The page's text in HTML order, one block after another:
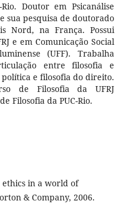
Doutor em Psicanálise
sua pesquisa de doutorado
Nord, na França. Possui
e em Comunicação Social
(UFF). Trabalha
entre filosofia e
e filosofia do direito.
de Filosofia da UFRJ
Filosofia da PUC-Rio.
ethics in a world of
& Company, 2006.